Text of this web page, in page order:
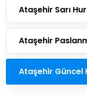
Ataşehir Sarı
Ataşehir
Ataşehir Güncel